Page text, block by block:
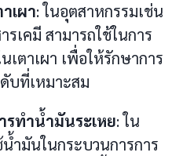
เผา: ในอุตสาหกรรมเช่น
เคมี สามารถใช้ในการ
ตาเผา เพื่อให้รักษาการ
บที่เหมาะสม
รทำน้ำมันระเหย: ใน
น้ำมันในกระบวนการการ